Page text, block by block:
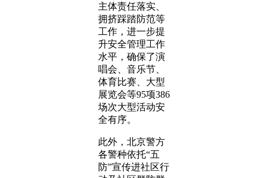
主体责任落实、
拥挤踩踏防范等
工作，进一步提
升安全管理工作
水平，确保了演
唱会、音乐节、
体育比赛、大型
展览会等95项386
场次大型活动安
全有序。
此外，北京警方
各警种依托“五
防”宣传进社区行